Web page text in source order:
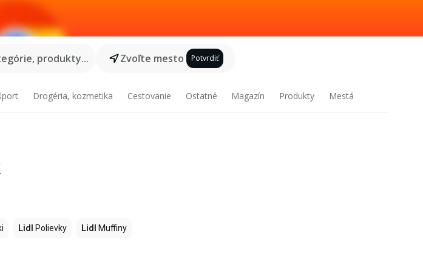
produkty...
Zvoľte mesto Potvrdiť
Drogéria, kozmetika Cestovanie Ostatné Magazín Produkty Mestá
Lidl Polievky Lidl Muffiny